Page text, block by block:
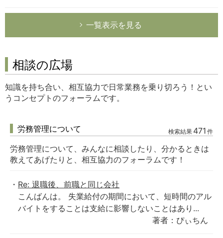
一覧表示を見る
相談の広場
知識を持ち合い、相互協力で日常業務を乗り切ろう！とい
うコンセプトのフォーラムです。
労務管理について 検索結果 471 件
労務管理について、みんなに相談したり、分かるときは
教えてあげたりと、相互協力のフォーラムです！
Re: 退職後、前職と同じ会社
こんばんは。 失業給付の期間において、短時間のアル
バイトをすることは支給に影響しないことはあり...
著者：ぴぃちん